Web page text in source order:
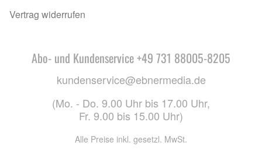
Vertrag widerrufen
Abo- und Kundenservice +49 731 88005-8205
kundenservice@ebnermedia.de
(Mo. - Do. 9.00 Uhr bis 17.00 Uhr,
Fr. 9.00 bis 15.00 Uhr)
Alle Preise inkl. gesetzl. MwSt.